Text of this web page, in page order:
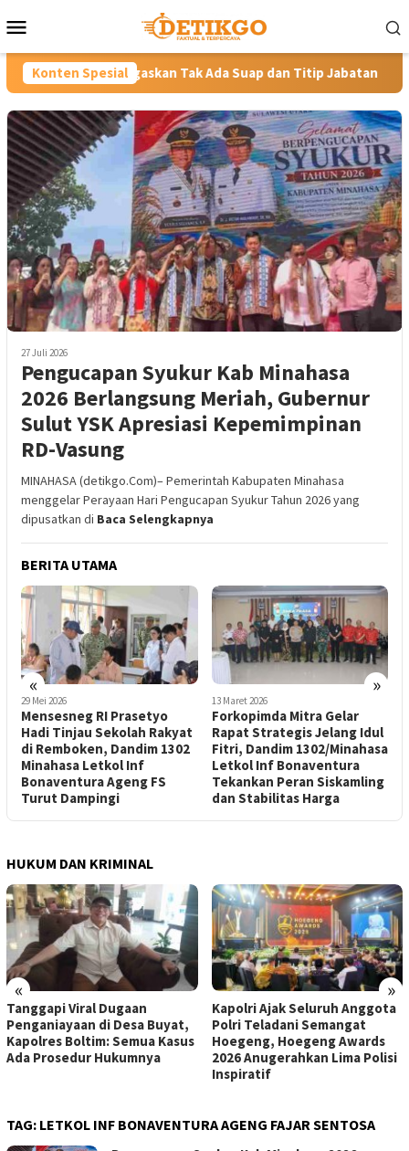
ke
Mobile
Konten Spesial
Tak Ada Suap dan Titip Jabatan Gubernur YSK
27 Juli 2026
Pengucapan Syukur Kab Minahasa
2026 Berlangsung Meriah, Gubernur
Sulut YSK Apresiasi Kepemimpinan
RD-Vasung
MINAHASA (detikgo.Com)– Pemerintah Kabupaten Minahasa
menggelar Perayaan Hari Pengucapan Syukur Tahun 2026 yang
dipusatkan di Baca Selengkapnya
BERITA UTAMA
« »
29 Mei 2026
Mensesneg RI Prasetyo
Hadi Tinjau Sekolah Rakyat
di Remboken, Dandim 1302
Minahasa Letkol Inf
Bonaventura Ageng FS
Turut Dampingi
13 Maret 2026
Forkopimda Mitra Gelar
Rapat Strategis Jelang Idul
Fitri, Dandim 1302/Minahasa
Letkol Inf Bonaventura
Tekankan Peran Siskamling
dan Stabilitas Harga
HUKUM DAN KRIMINAL
« »
Tanggapi Viral Dugaan
Penganiayaan di Desa Buyat,
Kapolres Boltim: Semua Kasus
Ada Prosedur Hukumnya
Kapolri Ajak Seluruh Anggota
Polri Teladani Semangat
Hoegeng, Hoegeng Awards
2026 Anugerahkan Lima Polisi
Inspiratif
TAG: LETKOL INF BONAVENTURA AGENG FAJAR SENTOSA